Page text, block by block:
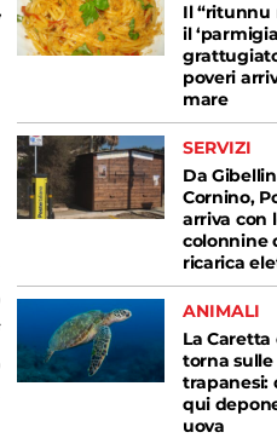
Il “ritunnu
il
poveri
mare
SERVIZI
Da
Cornino,
arriva con
colonnine
ricarica
ANIMALI
La
torna
trapanesi:
qui
uova